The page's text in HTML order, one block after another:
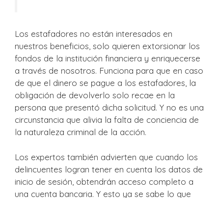
Los estafadores no están interesados en
nuestros beneficios, solo quieren extorsionar los
fondos de la institución financiera y enriquecerse
a través de nosotros. Funciona para que en caso
de que el dinero se pague a los estafadores, la
obligación de devolverlo solo recae en la
persona que presentó dicha solicitud. Y no es una
circunstancia que alivia la falta de conciencia de
la naturaleza criminal de la acción.
Los expertos también advierten que cuando los
delincuentes logran tener en cuenta los datos de
inicio de sesión, obtendrán acceso completo a
una cuenta bancaria. Y esto ya se sabe lo que